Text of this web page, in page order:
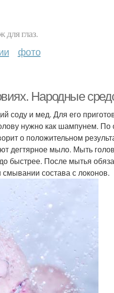
для глаз.
фото
Народные
соду и мед. Для его
нужно как шампунем.
о положительном
мыло. Мыть
быстрее. После мытья
состава с локонов.